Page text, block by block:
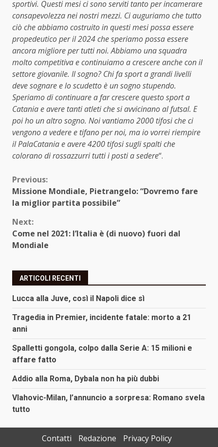
sportivi. Questi mesi ci sono serviti tanto per incamerare
consapevolezza nei nostri mezzi. Ci auguriamo che tutto
ciò che abbiamo costruito in questi mesi possa essere
propedeutico per il 2024 che speriamo possa essere
ancora migliore per tutti noi. Abbiamo una squadra
molto competitiva e continuiamo a crescere anche con il
settore giovanile. Il sogno? Chi fa sport a grandi livelli
deve sognare e lo scudetto è un sogno stupendo.
Speriamo di continuare a far crescere questo sport a
Catania e avere tanti atleti che si avvicinano al futsal. E
poi ho un altro sogno. Noi vantiamo 2000 tifosi che ci
vengono a vedere e tifano per noi, ma io vorrei riempire
il PalaCatania e avere 4200 tifosi sugli spalti che
colorano di rossazzurri tutti i posti a sedere“.
Continue
Reading
Previous:
Missione Mondiale, Pietrangelo: “Dovremo fare
la miglior partita possibile”
Next:
Come nel 2021: l’Italia è (di nuovo) fuori dal
Mondiale
ARTICOLI RECENTI
Lucca alla Juve, così il Napoli dice sì
Tragedia in Premier, incidente fatale: morto a 21
anni
Spalletti gongola, colpo dalla Serie A: 15 milioni e
affare fatto
Addio alla Roma, Dybala non ha più dubbi
Vlahovic-Milan, l’annuncio a sorpresa: Romano svela
tutto
Contatti Redazione
Privacy Policy